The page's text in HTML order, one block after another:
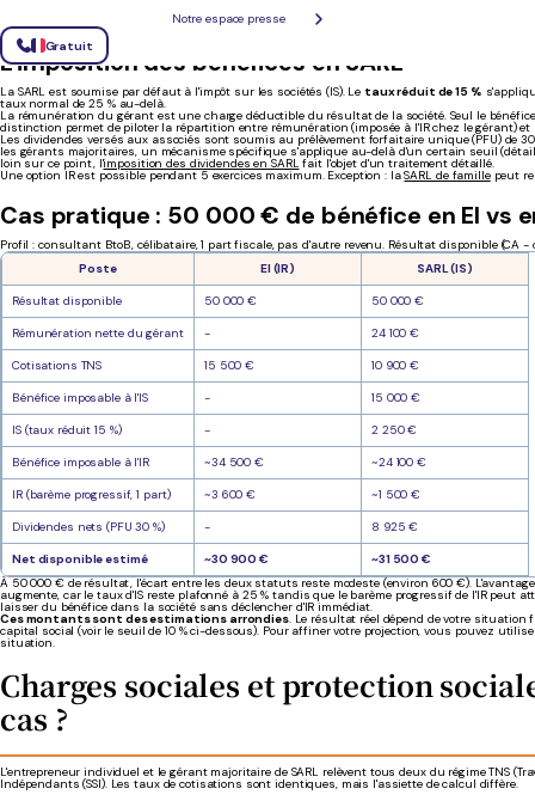
Notre espace presse
Gratuit
. L'entreprise est alors assimilée à une
du dirigeant et le bénéfice de l'entreprise.
L'imposition des bénéfices en SARL
La SARL est soumise par défaut à l'impôt sur les sociétés (IS). Le taux réduit de 15 %
taux normal de 25 % au-delà.
La rémunération du gérant est une charge déductible du résultat de la société. Seul le
distinction permet de piloter la répartition entre rémunération (imposée à l'IR chez le gérant) et
Les dividendes versés aux associés sont soumis au prélèvement forfaitaire unique (PFU) de 30
les gérants majoritaires, un mécanisme spécifique s'applique au-delà d'un certain seuil
loin sur ce point, l'imposition des dividendes en SARLfait l'objet d'un traitement détaillé.
Une option IR est possible pendant 5 exercices maximum. Exception : laSARL de famillepeut
Cas pratique : 50 000 € de bénéfice en EI vs
Profil : consultant BtoB, célibataire, 1 part fiscale, pas d'autre revenu. Résultat disponible (CA
Poste
EI (IR) SARL (IS)
Résultat disponible 50 000 € 50 000 €
Rémunération nette du gérant - 24 100 €
Cotisations TNS 15 500 € 10 900 €
Bénéfice imposable à l'IS - 15 000 €
IS (taux réduit 15 %) - 2 250 €
Bénéfice imposable à l'IR ~34 500 € ~24 100 €
IR (barème progressif, 1 part) ~3 600 € ~1 500 €
Dividendes nets (PFU 30 %) - 8 925 €
Net disponible estimé ~30 900 €
~31 500 €
À 50 000 € de résultat, l'écart entre les deux statuts reste modeste (environ 600 €). L'avantage
augmente, car le taux d'IS reste plafonné à 25 % tandis que le barème progressif de l'IR peut
laisser du bénéfice dans la société sans déclencher d'IR immédiat.
Ces montants sont des estimations arrondies. Le résultat réel dépend de votre
capital social (voir le seuil de 10 % ci-dessous). Pour affiner votre projection, vous pouvez
situation.
Charges sociales et protection
cas ?
L'entrepreneur individuel et le gérant majoritaire de SARL relèvent tous deux du régime TNS
Indépendants (SSI). Les taux de cotisations sont identiques, mais l'assiette de calcul diffère.